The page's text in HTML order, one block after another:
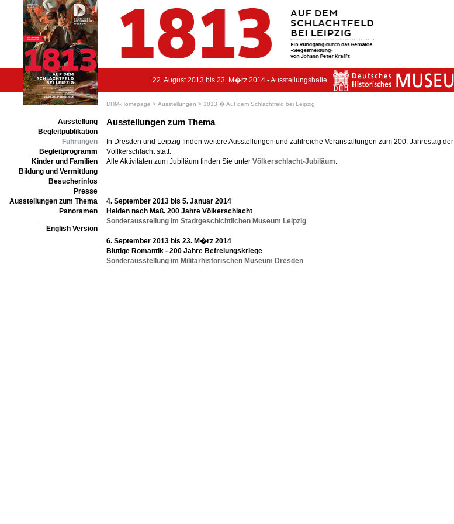
22. August 2013 bis 23. M�rz 2014 •Ausstellungshalle
DHM-Homepage > Ausstellungen > 1813 � Auf dem Schlachtfeld bei Leipzig
Ausstellung
Begleitpublikation
Führungen
Begleitprogramm
Kinder und Familien
Bildung und Vermittlung
Besucherinfos
Presse
Ausstellungen zum Thema
Panoramen
English Version
Ausstellungen zum Thema
In Dresden und Leipzig finden weitere Ausstellungen und zahlreiche Veranstaltungen zum 200. Jahrestag der
Völlkerschlacht statt.
Alle Aktivitäten zum Jubiläum finden Sie unter Völkerschlacht-Jubiläum.
4. September 2013 bis 5. Januar 2014
Helden nach Maß. 200 Jahre Völkerschlacht
Sonderausstellung im Stadtgeschichtlichen Museum Leipzig
6. September 2013 bis 23. M�rz 2014
Blutige Romantik - 200 Jahre Befreiungskriege
Sonderausstellung im Militärhistorischen Museum Dresden